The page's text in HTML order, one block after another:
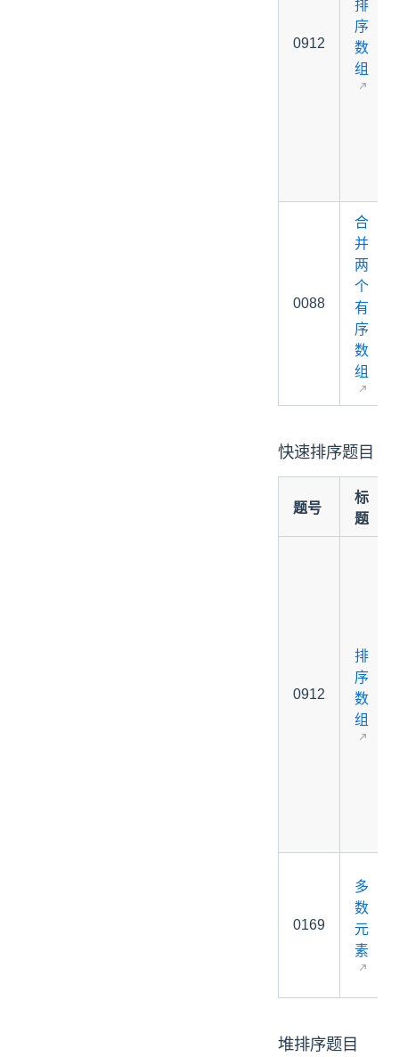
0912
排
序
数
组
0088
合
并
两
个
有
序
数
组
快速排序题目
题号
标
题
0912
排
序
数
组
0169
多
数
元
素
堆排序题目